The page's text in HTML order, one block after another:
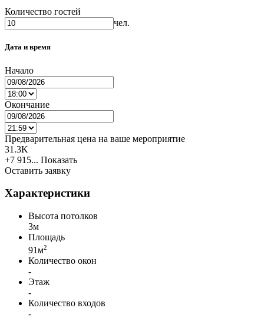
Количество гостей
чел.
Дата и время
Начало
Окончание
Предварительная цена на ваше мероприятие
31.3K
+7 915... Показать
Оставить заявку
Характеристики
Высота потолков
3м
Площадь
91м2
Количество окон
-
Этаж
-
Количество входов
-